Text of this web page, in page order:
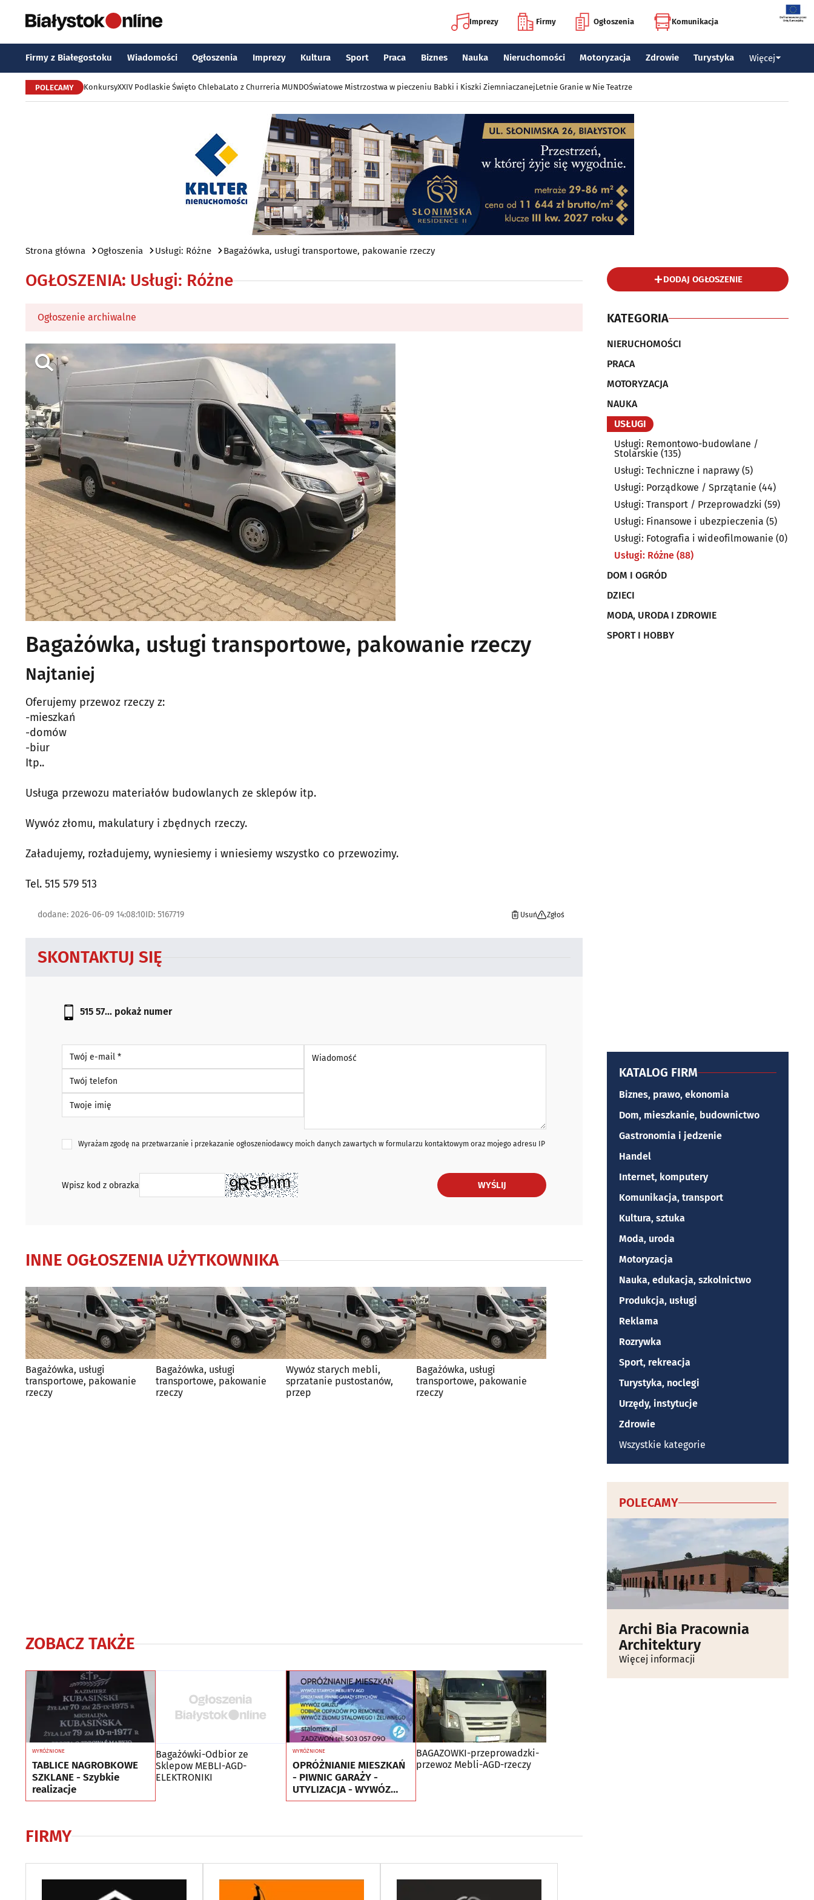
Imprezy Firmy Ogłoszenia Komunikacja
Firmy z Białegostoku Wiadomości Ogłoszenia Imprezy Kultura Sport Praca Biznes Nauka Nieruchomości Motoryzacja Zdrowie Turystyka Więcej
POLECAMY KonkursyXXIV Podlaskie Święto ChlebaLato z Churreria MUNDOŚwiatowe Mistrzostwa w pieczeniu Babki i Kiszki ZiemniaczanejLetnie Granie w Nie Teatrze
Strona główna Ogłoszenia Usługi: Różne Bagażówka, usługi transportowe, pakowanie rzeczy
OGŁOSZENIA: Usługi: Różne
Ogłoszenie archiwalne
Bagażówka, usługi transportowe, pakowanie rzeczy
Najtaniej
Oferujemy przewoz rzeczy z:
-mieszkań
-domów
-biur
Itp..
Usługa przewozu materiałów budowlanych ze sklepów itp.
Wywóz złomu, makulatury i zbędnych rzeczy.
Załadujemy, rozładujemy, wyniesiemy i wniesiemy wszystko co przewozimy.
Tel. 515 579 513
dodane: 2026-06-09 14:08:10ID: 5167719 Usuń Zgłoś
SKONTAKTUJ SIĘ
515 57... pokaż numer
Wyrażam zgodę na przetwarzanie i przekazanie ogłoszeniodawcy moich danych zawartych w formularzu kontaktowym oraz mojego adresu IP
Wpisz kod z obrazka WYŚLIJ
INNE OGŁOSZENIA UŻYTKOWNIKA
Bagażówka, usługi
transportowe, pakowanie
rzeczy
Bagażówka, usługi
transportowe, pakowanie
rzeczy
Wywóz starych mebli,
sprzatanie pustostanów,
przep
Bagażówka, usługi
transportowe, pakowanie
rzeczy
ZOBACZ TAKŻE
WYRÓŻNIONE
TABLICE NAGROBKOWE
SZKLANE - Szybkie
realizacje
Bagażówki-Odbior ze
Sklepow MEBLI-AGD-
ELEKTRONIKI
WYRÓŻNIONE
OPRÓŻNIANIE MIESZKAŃ
- PIWNIC GARAŻY -
UTYLIZACJA - WYWÓZ
MEBLI RTV AGD
BAGAZOWKI-przeprowadzki-
przewoz Mebli-AGD-rzeczy
FIRMY
DODAJ OGŁOSZENIE
KATEGORIA
NIERUCHOMOŚCI
PRACA
MOTORYZACJA
NAUKA
USŁUGI
Usługi: Remontowo-budowlane /
Stolarskie (135)
Usługi: Techniczne i naprawy (5)
Usługi: Porządkowe / Sprzątanie (44)
Usługi: Transport / Przeprowadzki (59)
Usługi: Finansowe i ubezpieczenia (5)
Usługi: Fotografia i wideofilmowanie (0)
Usługi: Różne (88)
DOM I OGRÓD
DZIECI
MODA, URODA I ZDROWIE
SPORT I HOBBY
KATALOG FIRM
Biznes, prawo, ekonomia
Dom, mieszkanie, budownictwo
Gastronomia i jedzenie
Handel
Internet, komputery
Komunikacja, transport
Kultura, sztuka
Moda, uroda
Motoryzacja
Nauka, edukacja, szkolnictwo
Produkcja, usługi
Reklama
Rozrywka
Sport, rekreacja
Turystyka, noclegi
Urzędy, instytucje
Zdrowie
Wszystkie kategorie
POLECAMY
Archi Bia Pracownia
Architektury
Więcej informacji